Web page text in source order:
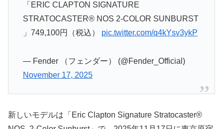
「ERIC CLAPTON SIGNATURE
STRATOCASTER® NOS 2-COLOR SUNBURST
」749,100円（税込） pic.twitter.com/q4kYsv3ykP
— Fender （フェンダー） (@Fender_Official)
November 17, 2025
新しいモデルは「Eric Clapton Signature Stratocaster®